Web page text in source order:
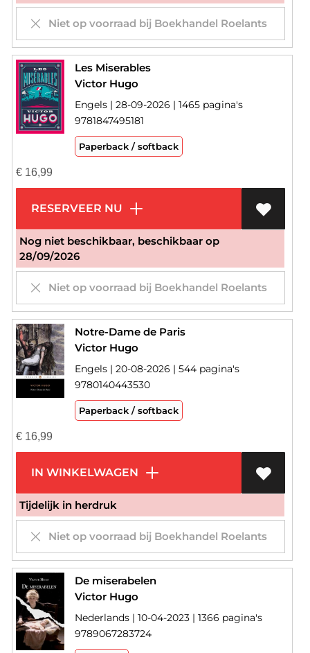
Niet op voorraad bij Boekhandel Roelants
Les Miserables
Victor Hugo
Engels | 28-09-2026 | 1465 pagina's
9781847495181
Paperback / softback
€16,99
RESERVEER NU
Nog niet beschikbaar, beschikbaar op
28/09/2026
Niet op voorraad bij Boekhandel Roelants
Notre-Dame de Paris
Victor Hugo
Engels | 20-08-2026 | 544 pagina's
9780140443530
Paperback / softback
€16,99
IN WINKELWAGEN
Tijdelijk in herdruk
Niet op voorraad bij Boekhandel Roelants
De miserabelen
Victor Hugo
Nederlands | 10-04-2023 | 1366 pagina's
9789067283724